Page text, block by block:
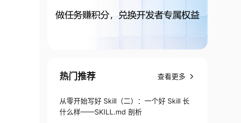
热门推荐 查看更多
从零开始写好 Skill（二）：一个好 Skill 长
什么样——SKILL.md 剖析